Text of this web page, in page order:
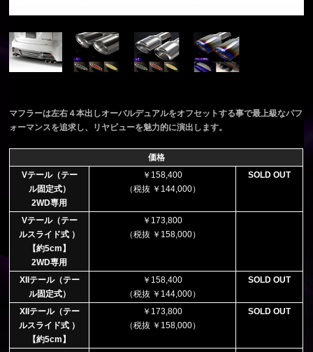
マフラーは左右４本出しオーバルデュアルをオフセットする事で最上級なパフ
ォーマンスを追求し、リヤビューを魅力的に演出します。
価格
Vテール（テー
ル固定式）
2WD専用
￥158,400
（税抜 ￥144,000）
SOLD OUT
Vテール（テー
ルスライド式 ）
【約5cm】
2WD専用
￥173,800
（税抜 ￥158,000）
XIIテール（テー
ル固定式）
￥158,400
（税抜 ￥144,000）
SOLD OUT
XIIテール（テー
ルスライド式 ）
【約5cm】
￥173,800
（税抜 ￥158,000）
SOLD OUT